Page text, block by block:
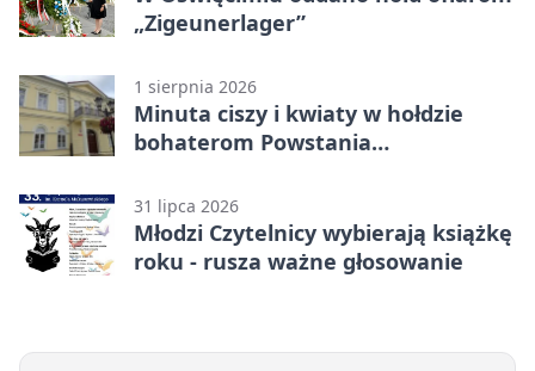
„Zigeunerlager”
1 sierpnia 2026
Minuta ciszy i kwiaty w hołdzie
bohaterom Powstania
31 lipca 2026
Młodzi Czytelnicy wybierają książkę
roku - rusza ważne głosowanie